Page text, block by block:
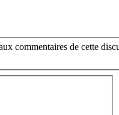
commentaires de cette